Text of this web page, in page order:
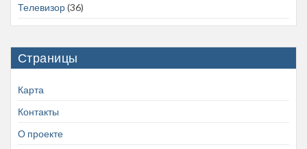
Телевизор(36)
Страницы
Карта
Контакты
О проекте